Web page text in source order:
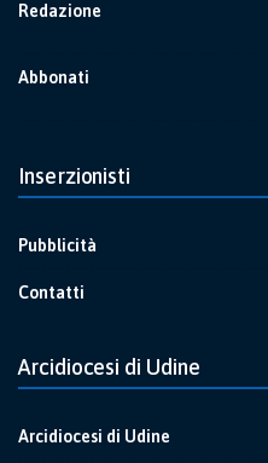
Redazione
Abbonati
Inserzionisti
Pubblicità
Contatti
Arcidiocesi di Udine
Arcidiocesi di Udine